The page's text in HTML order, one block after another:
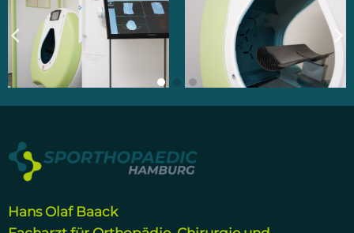
Hans Olaf Baack